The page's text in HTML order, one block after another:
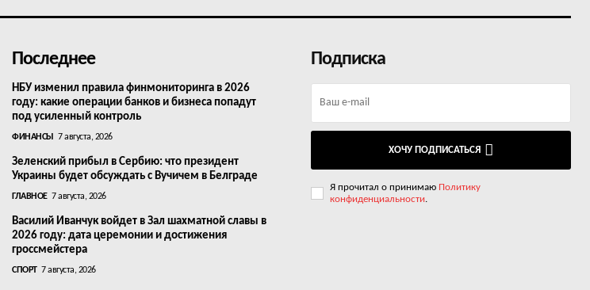
Последнее
НБУ изменил правила финмониторинга в 2026
году: какие операции банков и бизнеса попадут
под усиленный контроль
ФИНАНСЫ 7 августа, 2026
Зеленский прибыл в Сербию: что президент
Украины будет обсуждать с Вучичем в Белграде
ГЛАВНОЕ 7 августа, 2026
Василий Иванчук войдет в Зал шахматной славы в
2026 году: дата церемонии и достижения
гроссмейстера
СПОРТ 7 августа, 2026
Подписка
ХОЧУ ПОДПИСАТЬСЯ
Я прочитал о принимаю Политику
конфиденциальности.